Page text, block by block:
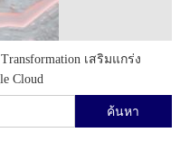
เสริมแกร่ง
Cloud
ค้นหาสำหรับ: